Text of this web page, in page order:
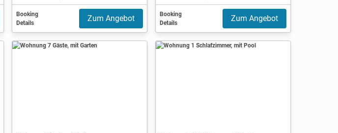
Booking
Details
Zum Angebot
Booking
Details
Zum Angebot